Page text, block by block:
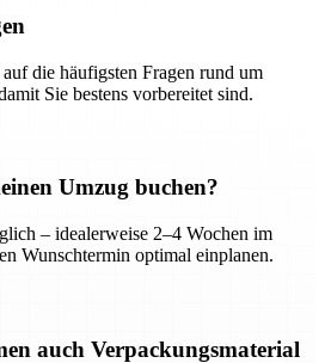
die häufigsten Fragen rund um
Sie bestens vorbereitet sind.
Umzug buchen?
– idealerweise 2–4 Wochen im
Wunschtermin optimal einplanen.
auch Verpackungsmaterial